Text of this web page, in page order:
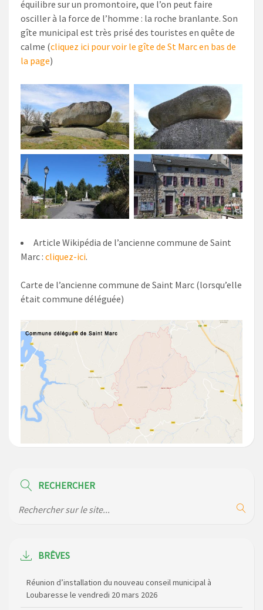
équilibre sur un promontoire, que l’on peut faire
osciller à la force de l’homme : la roche branlante. Son
gîte municipal est très prisé des touristes en quête de
calme (cliquez ici pour voir le gîte de St Marc en bas de
la page)
Article Wikipédia de l’ancienne commune de Saint
Marc : cliquez-ici.
Carte de l’ancienne commune de Saint Marc (lorsqu’elle
était commune déléguée)
RECHERCHER
BRÊVES
Réunion d’installation du nouveau conseil municipal à
Loubaresse le vendredi 20 mars 2026